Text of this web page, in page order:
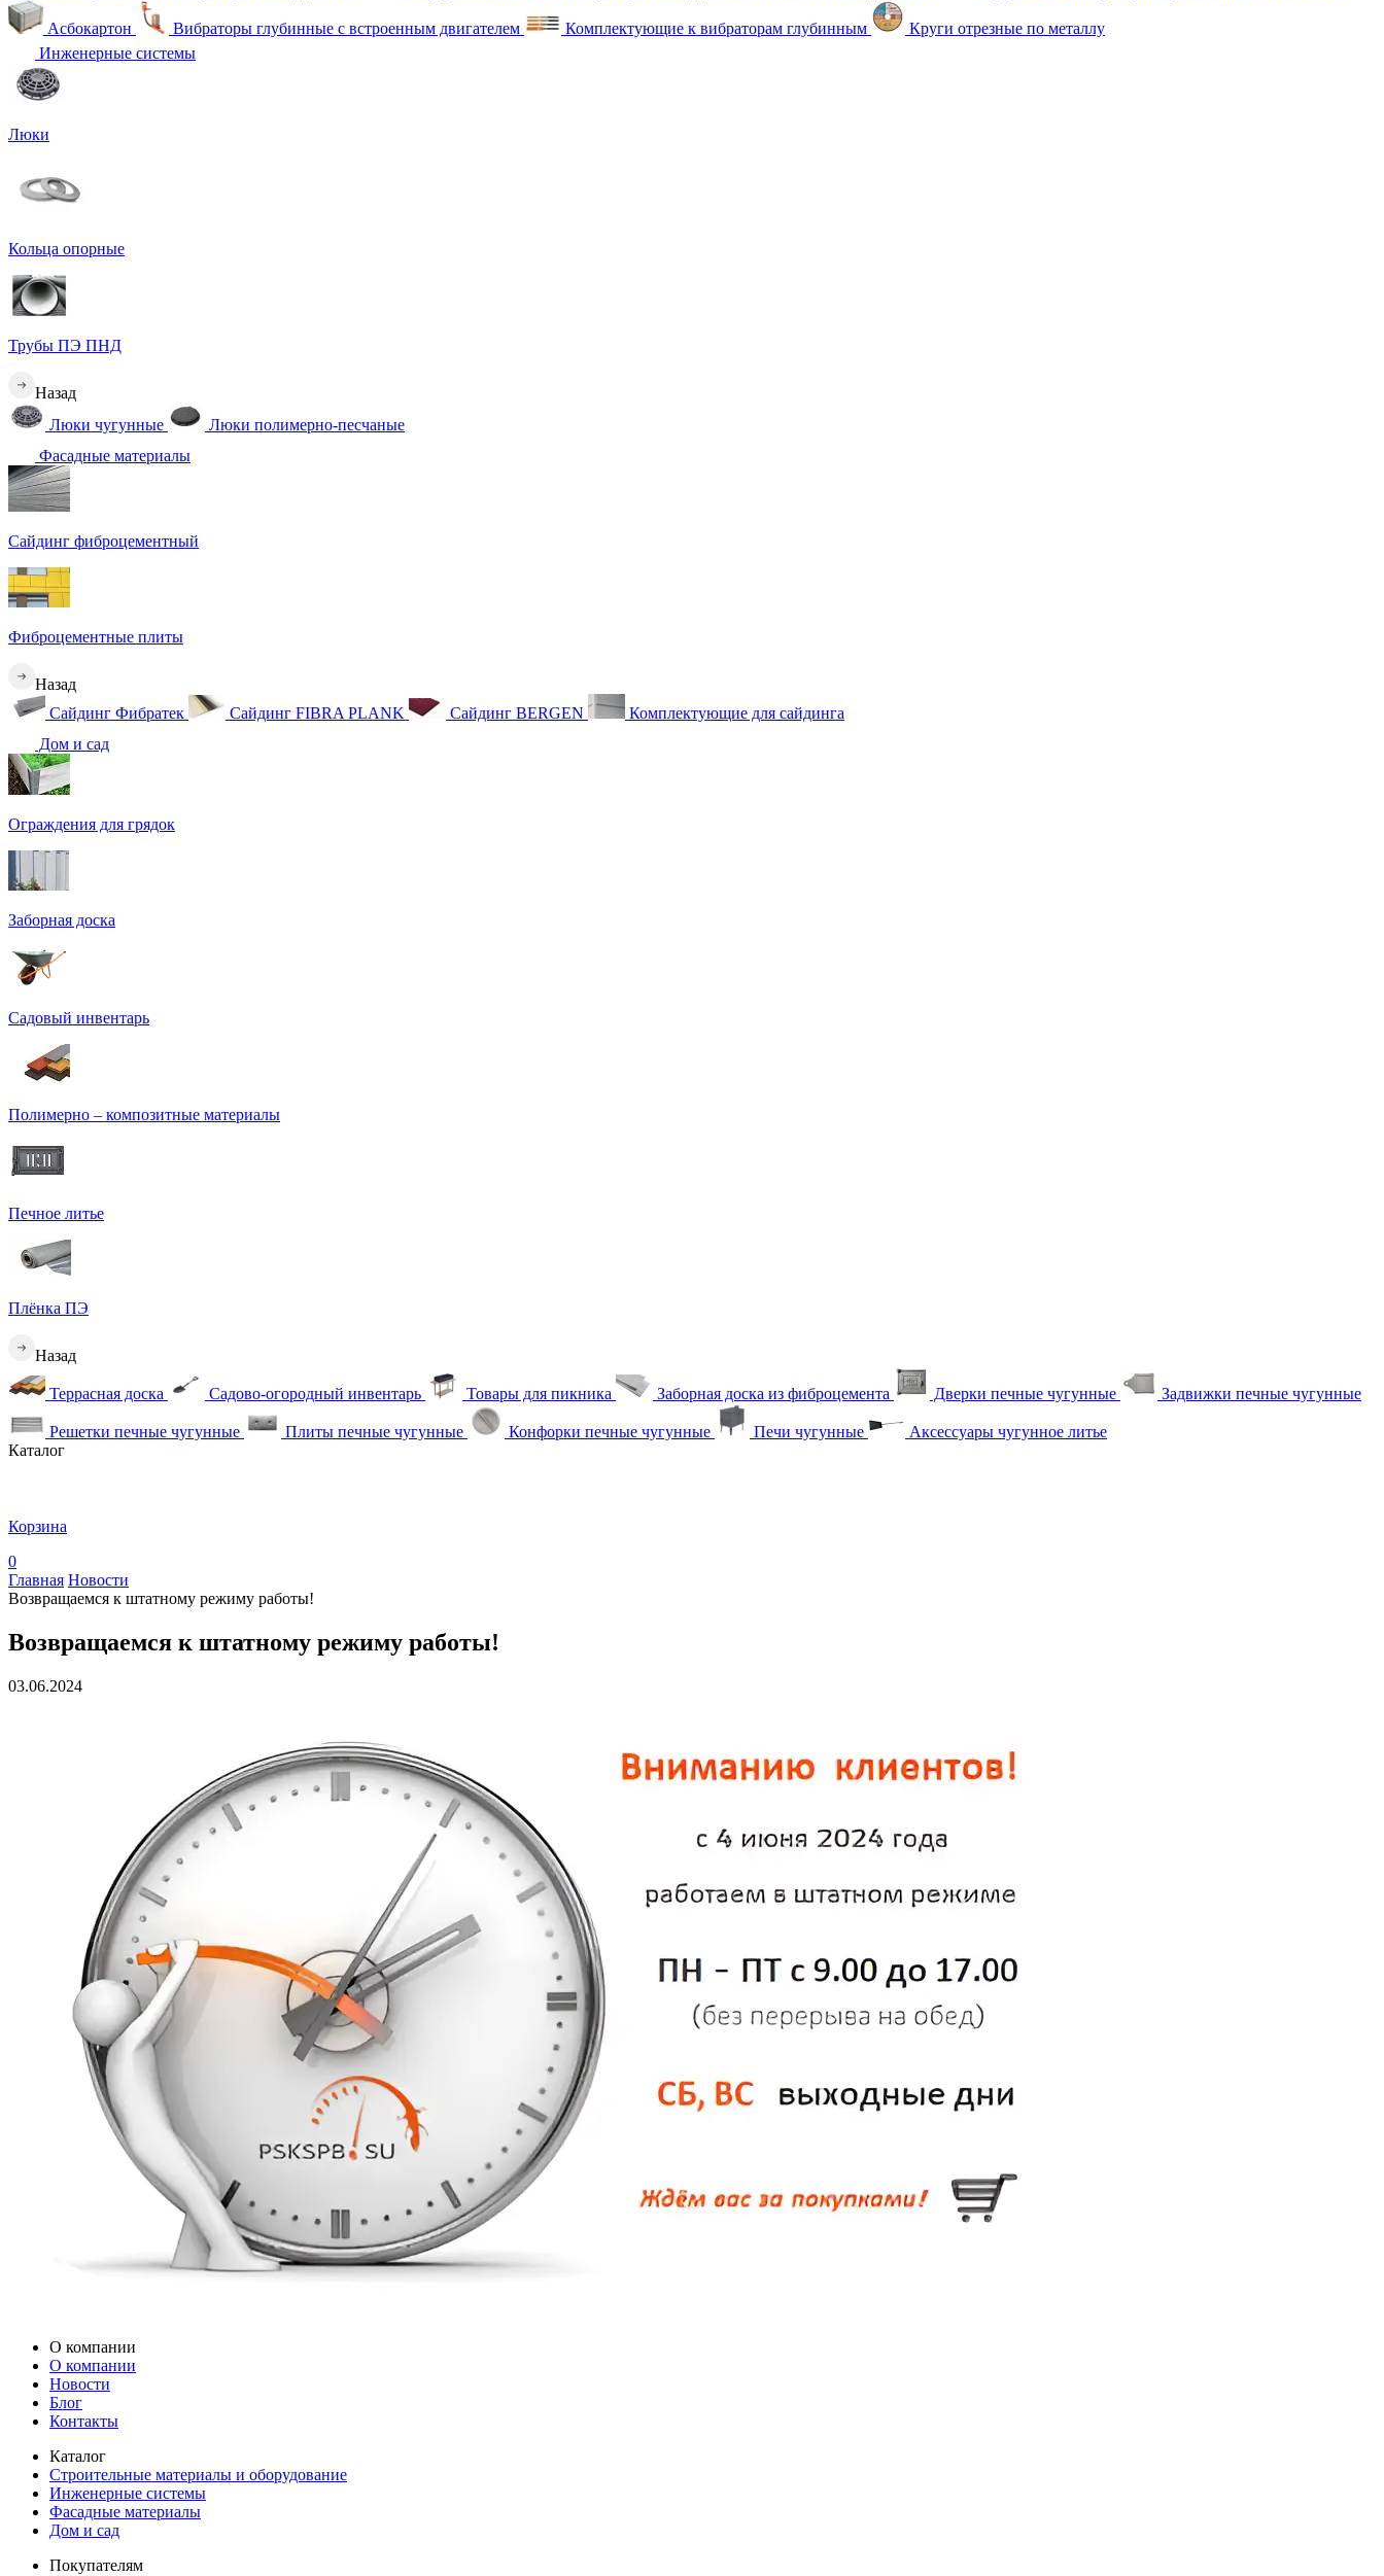
Асбокартон Вибраторы глубинные с встроенным двигателем Комплектующие к вибраторам глубинным
Круги отрезные по металлу
Инженерные системы
Люки
Кольца опорные
Трубы ПЭ ПНД
Назад
Люки чугунные
Люки полимерно-песчаные
Фасадные материалы
Сайдинг фиброцементный
Фиброцементные плиты
Назад
Сайдинг Фибратек
Сайдинг FIBRA PLANK Сайдинг BERGEN
Комплектующие для сайдинга
Дом и сад
Ограждения для грядок
Заборная доска
Садовый инвентарь
Полимерно – композитные материалы
Печное литье
Плёнка ПЭ
Назад
Террасная доска Садово-огородный инвентарь Товары для пикника Заборная доска из фиброцемента Дверки печные чугунные Задвижки печные чугунные
Решетки печные чугунные Плиты печные чугунные Конфорки печные чугунные Печи чугунные
Аксессуары чугунное литье
Каталог
Корзина
0
Главная Новости
Возвращаемся к штатному режиму работы!
Возвращаемся к штатному режиму работы!
03.06.2024
О компании
О компании
Новости
Блог
Контакты
Каталог
Строительные материалы и оборудование
Инженерные системы
Фасадные материалы
Дом и сад
Покупателям